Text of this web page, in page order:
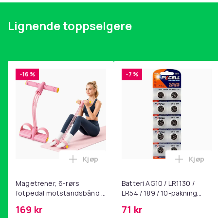
Lignende toppselgere
-16 %
Magetrener, 6-rørs
fotpedal motstandsbånd -
yoga og
169 kr
Legg Magetrener, 6-rørs fotpedal
Kjøp
-7 %
Batteri AG10 / LR1130 /
LR54 / 189 / 10-pakning
71 kr
Legg
Kjøp